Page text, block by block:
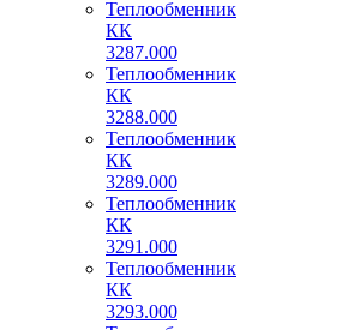
Теплообменник
КК
3287.000
Теплообменник
КК
3288.000
Теплообменник
КК
3289.000
Теплообменник
КК
3291.000
Теплообменник
КК
3293.000